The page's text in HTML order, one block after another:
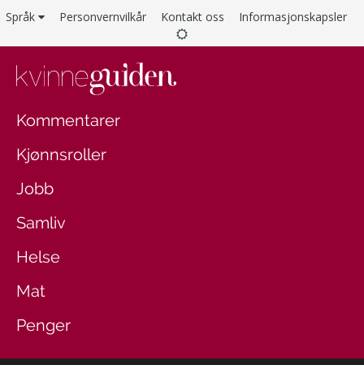
Språk Personvernvilkår Kontakt oss Informasjonskapsler
Kommentarer
Kjønnsroller
Jobb
Samliv
Helse
Mat
Penger